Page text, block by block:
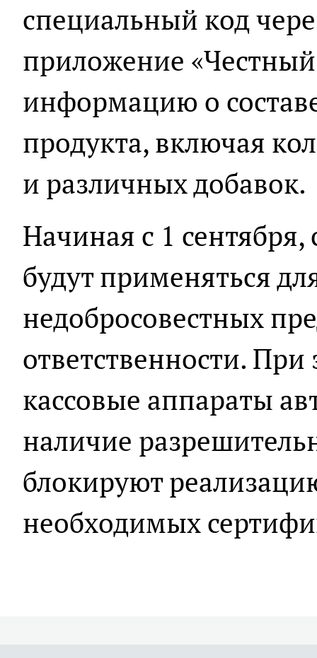
специальный код
приложение
информацию о
продукта, включая
и различных добавок.
Начиная с 1
будут применяться
недобросовестных
ответственности.
кассовые аппараты
наличие
блокируют
необходимых